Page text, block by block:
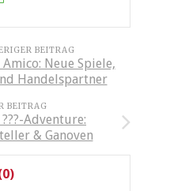
BEITRAG
Neue Spiele,
Handelspartner
BEITRAG
Adventure:
& Ganoven